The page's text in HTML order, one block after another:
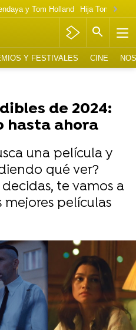
y Tom Holland Hija Tom
Y FESTIVALES CINE
de 2024:
hasta ahora
una película y
qué ver?
te vamos a
películas
en la época
históricas te
tiempo